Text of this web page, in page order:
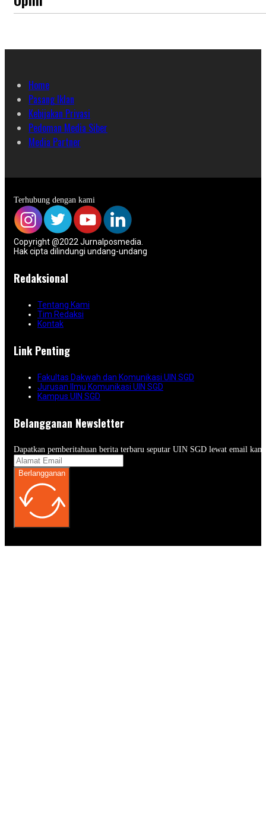
Home
Pasang Iklan
Kebijakan Privasi
Pedoman Media Siber
Media Partner
Terhubung dengan kami
Copyright @2022 Jurnalposmedia.
Hak cipta dilindungi undang-undang
Redaksional
Tentang Kami
Tim Redaksi
Kontak
Link Penting
Fakultas Dakwah dan Komunikasi UIN SGD
Jurusan Ilmu Komunikasi UIN SGD
Kampus UIN SGD
Belangganan Newsletter
Dapatkan pemberitahuan berita terbaru seputar UIN SGD lewat email
Berlangganan